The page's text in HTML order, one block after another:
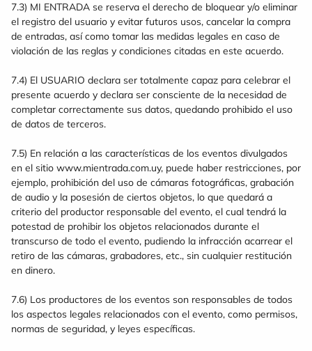
7.3) MI ENTRADA se reserva el derecho de bloquear y/o eliminar
el registro del usuario y evitar futuros usos, cancelar la compra
de entradas, así como tomar las medidas legales en caso de
violación de las reglas y condiciones citadas en este acuerdo.
7.4) El USUARIO declara ser totalmente capaz para celebrar el
presente acuerdo y declara ser consciente de la necesidad de
completar correctamente sus datos, quedando prohibido el uso
de datos de terceros.
7.5) En relación a las características de los eventos divulgados
en el sitio www.mientrada.com.uy, puede haber restricciones, por
ejemplo, prohibición del uso de cámaras fotográficas, grabación
de audio y la posesión de ciertos objetos, lo que quedará a
criterio del productor responsable del evento, el cual tendrá la
potestad de prohibir los objetos relacionados durante el
transcurso de todo el evento, pudiendo la infracción acarrear el
retiro de las cámaras, grabadores, etc., sin cualquier restitución
en dinero.
7.6) Los productores de los eventos son responsables de todos
los aspectos legales relacionados con el evento, como permisos,
normas de seguridad, y leyes específicas.